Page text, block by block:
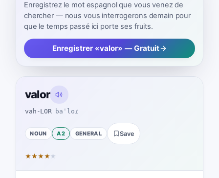
Enregistrez le mot espagnol que vous venez de
chercher — nous vous interrogerons demain pour
que le temps passé ici porte ses fruits.
Enregistrer «valor» — Gratuit
valor
vah-LOR baˈloɾ
NOUN A2 GENERAL Save
★★★★★